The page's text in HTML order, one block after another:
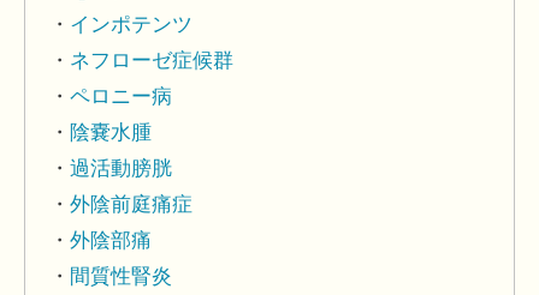
インポテンツ
ネフローゼ症候群
ペロニー病
陰嚢水腫
過活動膀胱
外陰前庭痛症
外陰部痛
間質性腎炎